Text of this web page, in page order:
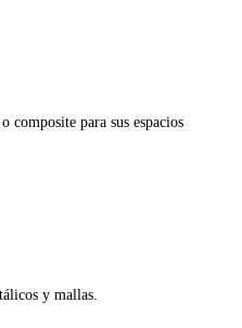
composite para sus espacios
y mallas.